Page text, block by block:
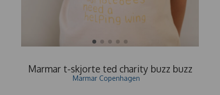
Marmar t-skjorte ted charity buzz buzz
Marmar Copenhagen